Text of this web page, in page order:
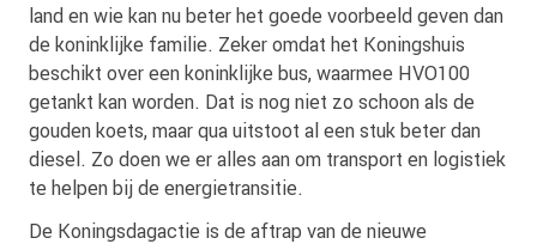
land en wie kan nu beter het goede voorbeeld geven dan
de koninklijke familie. Zeker omdat het Koningshuis
beschikt over een koninklijke bus, waarmee HVO100
getankt kan worden. Dat is nog niet zo schoon als de
gouden koets, maar qua uitstoot al een stuk beter dan
diesel. Zo doen we er alles aan om transport en logistiek
te helpen bij de energietransitie.
De Koningsdagactie is de aftrap van de nieuwe